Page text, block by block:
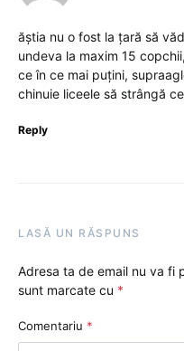
ăștia nu o fost la țară să
undeva la maxim 15
ce în ce mai puțini,
chinuie liceele să strângă
Reply
LASĂ UN RĂSPUNS
Adresa ta de email nu va fi
sunt marcate cu *
Comentariu *